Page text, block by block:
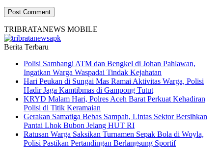
TRIBRATANEWS MOBILE
Berita Terbaru
Polisi Sambangi ATM dan Bengkel di Johan Pahlawan,
Ingatkan Warga Waspadai Tindak Kejahatan
Hari Peukan di Sungai Mas Ramai Aktivitas Warga, Polisi
Hadir Jaga Kamtibmas di Gampong Tutut
KRYD Malam Hari, Polres Aceh Barat Perkuat Kehadiran
Polisi di Titik Keramaian
Gerakan Samatiga Bebas Sampah, Lintas Sektor Bersihkan
Pantai Lhok Bubon Jelang HUT RI
Ratusan Warga Saksikan Turnamen Sepak Bola di Woyla,
Polisi Pastikan Pertandingan Berlangsung Sportif